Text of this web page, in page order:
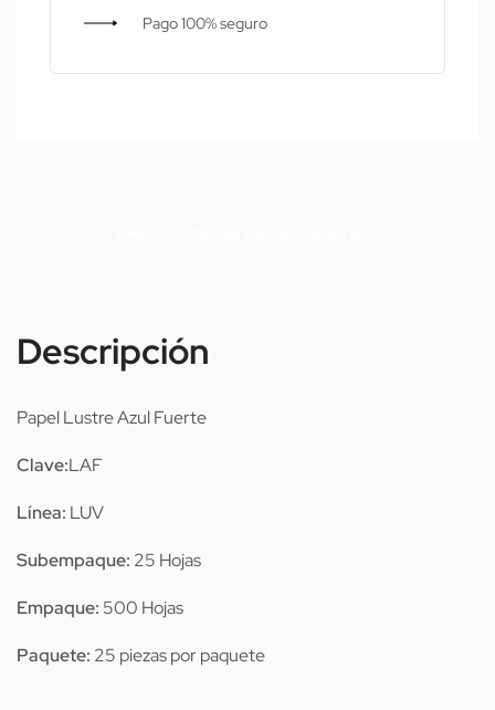
Pago 100% seguro
Descripción
Papel Lustre Azul Fuerte
Clave:LAF
Línea: LUV
Subempaque: 25 Hojas
Empaque: 500 Hojas
Paquete: 25 piezas por paquete